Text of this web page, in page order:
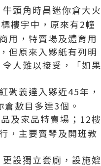
頭角時昌迷你倉大火
樓宇中，原來有2幢
用，特賣場及體育用
但原來入夥紙有列明
人難以接受，「如果
磡義達入夥近45年，
數目多達3個。
及家品特賣場；12樓
，主要賣琴及開班教
設獨立套廁，設施媲